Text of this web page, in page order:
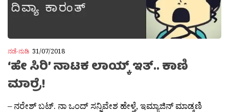
ನಡೆ-ನುಡಿ 31/07/2018
‘ಹೇ ಸಿರಿ’ ನಾಟಕ ಲಾಯ್ಕ್ ಇತ್.. ಕಾಣಿ‌
ಮಾರ‍್ರೆ!
– ನರೇಶ್ ಬಟ್. ನಾ ಒಂದ್ ಸನ್ನಿವೇಶ ಹೇಳ್ತೆ, ಇಮ್ಯಾಜಿನ್ ಮಾಡ್ಕಣಿ